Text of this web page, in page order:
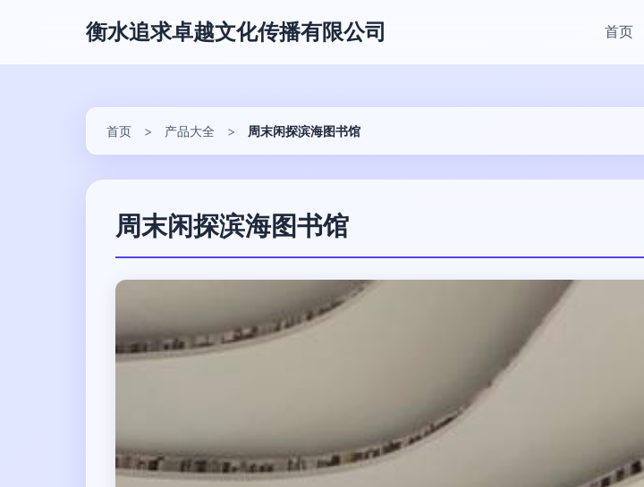
衡水追求卓越文化传播有限公司 首页
首页 > 产品大全 > 周末闲探滨海图书馆
周末闲探滨海图书馆